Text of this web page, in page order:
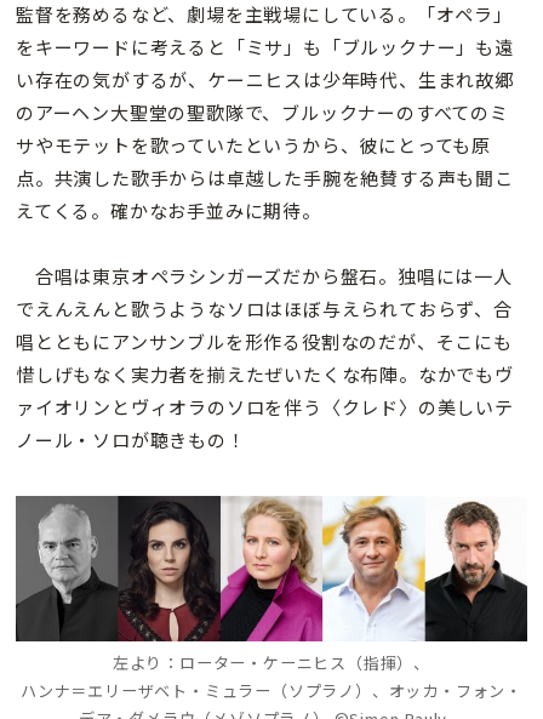
監督を務めるなど、劇場を主戦場にしている。「オペラ」
をキーワードに考えると「ミサ」も「ブルックナー」も遠
い存在の気がするが、ケーニヒスは少年時代、生まれ故郷
のアーヘン大聖堂の聖歌隊で、ブルックナーのすべてのミ
サやモテットを歌っていたというから、彼にとっても原
点。共演した歌手からは卓越した手腕を絶賛する声も聞こ
えてくる。確かなお手並みに期待。
合唱は東京オペラシンガーズだから盤石。独唱には一人
でえんえんと歌うようなソロはほぼ与えられておらず、合
唱とともにアンサンブルを形作る役割なのだが、そこにも
惜しげもなく実力者を揃えたぜいたくな布陣。なかでもヴ
ァイオリンとヴィオラのソロを伴う〈クレド〉の美しいテ
ノール・ソロが聴きもの！
左より：ローター・ケーニヒス（指揮）、
ハンナ＝エリーザベト・ミュラー（ソプラノ）、オッカ・フォン・